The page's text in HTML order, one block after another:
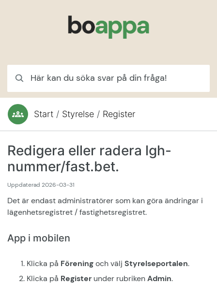
Du är här:Start / Styrelse / Register
Redigera eller radera lgh-
nummer/fast.bet.
Uppdaterad 2026-03-31
Det är endast administratörer som kan göra ändringar i
lägenhetsregistret / fastighetsregistret.
App i mobilen
Klicka på Föreningoch välj Styrelseportalen.
Klicka på Register under rubrikenAdmin.